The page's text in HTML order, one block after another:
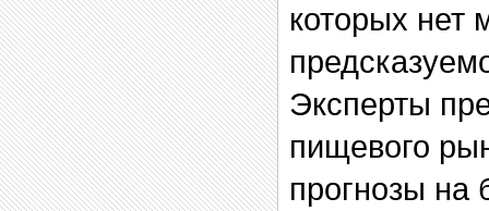
которых нет
Эксперты
пищевого
прогнозы на